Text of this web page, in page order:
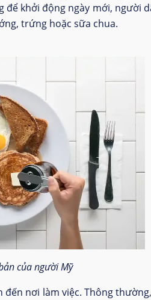
để khởi động ngày mới, người
trứng hoặc sữa chua.
của người Mỹ
nơi làm việc. Thông